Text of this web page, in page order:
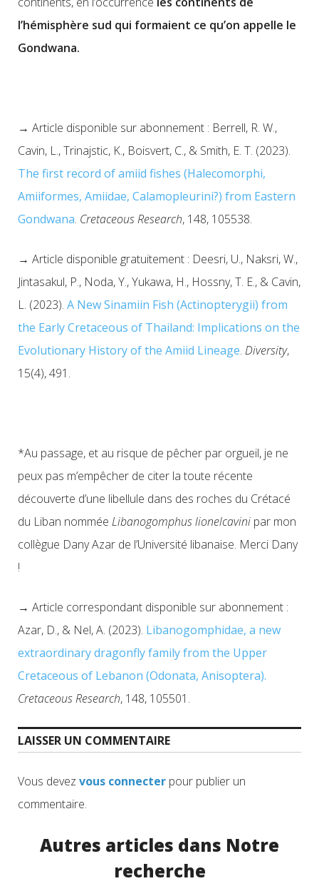
l’hémisphère sud qui formaient ce qu’on appelle le
Gondwana.
→ Article disponible sur abonnement : Berrell, R. W.,
Cavin, L., Trinajstic, K., Boisvert, C., & Smith, E. T. (2023).
The first record of amiid fishes (Halecomorphi,
Amiiformes, Amiidae, Calamopleurini?) from Eastern
Gondwana. Cretaceous Research, 148, 105538.
→ Article disponible gratuitement : Deesri, U., Naksri, W.,
Jintasakul, P., Noda, Y., Yukawa, H., Hossny, T. E., & Cavin,
L. (2023). A New Sinamiin Fish (Actinopterygii) from
the Early Cretaceous of Thailand: Implications on the
Evolutionary History of the Amiid Lineage. Diversity,
15(4), 491.
*Au passage, et au risque de pêcher par orgueil, je ne
peux pas m’empêcher de citer la toute récente
découverte d’une libellule dans des roches du Crétacé
du Liban nommée Libanogomphus lionelcavini par mon
collègue Dany Azar de l’Université libanaise. Merci Dany
!
→ Article correspondant disponible sur abonnement :
Azar, D., & Nel, A. (2023). Libanogomphidae, a new
extraordinary dragonfly family from the Upper
Cretaceous of Lebanon (Odonata, Anisoptera).
Cretaceous Research, 148, 105501.
LAISSER UN COMMENTAIRE
Vous devez vous connecter pour publier un
commentaire.
Autres articles dans Notre
recherche